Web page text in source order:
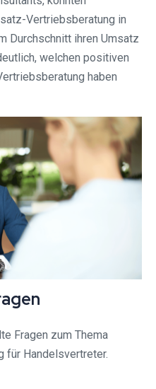
Vertriebsberatung in
Durchschnitt ihren Umsatz
welchen positiven
haben
Fragen zum Thema
für Handelsvertreter.